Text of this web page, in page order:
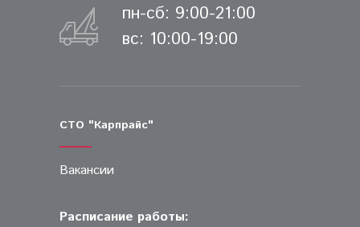
пн-сб: 9:00-21:00
вс: 10:00-19:00
СТО "Карпрайс"
Вакансии
Расписание работы: